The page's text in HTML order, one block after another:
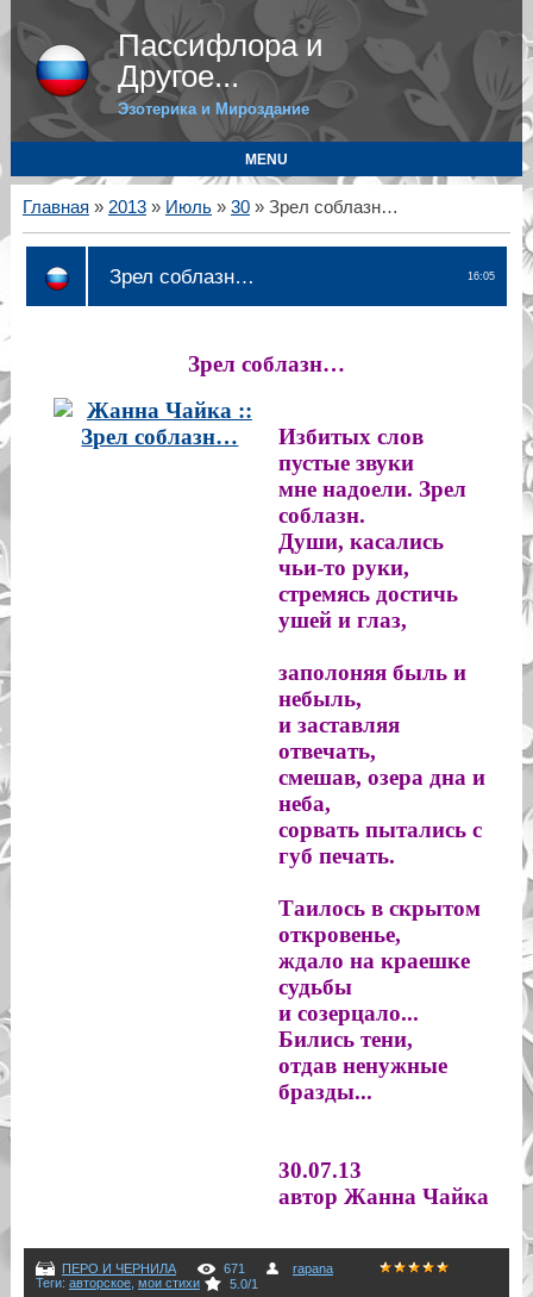
Пассифлора и
Другое...
Эзотерика и Мироздание
MENU
Главная » 2013 » Июль » 30» Зрел соблазн…
16:05
Зрел соблазн…
Зрел соблазн…
Избитых слов
пустые звуки
мне надоели. Зрел
соблазн.
Души, касались
чьи-то руки,
стремясь достичь
ушей и глаз,
заполоняя быль и
небыль,
и заставляя
отвечать,
смешав, озера дна и
неба,
сорвать пытались с
губ печать.
Таилось в скрытом
откровенье,
ждало на краешке
судьбы
и созерцало...
Бились тени,
отдав ненужные
бразды...
30.07.13
автор Жанна Чайка
ПЕРО И ЧЕРНИЛА 671
rapana
Теги: авторскoe, мои стихи 5.0/1